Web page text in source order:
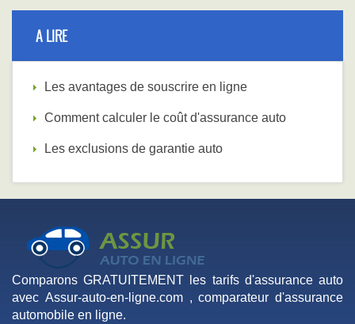
A LIRE
Les avantages de souscrire en ligne
Comment calculer le coût d'assurance auto
Les exclusions de garantie auto
Comparons GRATUITEMENT les tarifs d'assurance auto
avec Assur-auto-en-ligne.com , comparateur d'assurance
automobile en ligne.